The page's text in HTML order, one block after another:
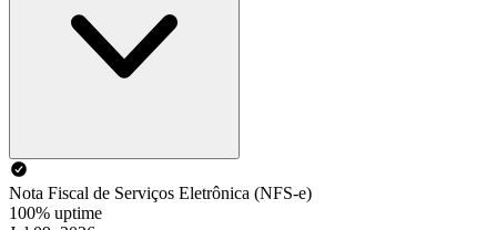
Nota Fiscal de Serviços Eletrônica (NFS-e)
100% uptime